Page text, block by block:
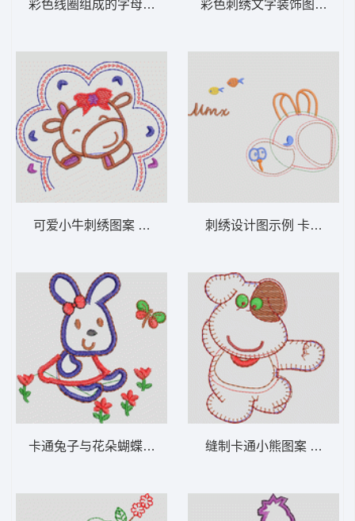
彩色线圈组成的字母B图案 卡通童装章标贴
可爱小牛刺绣图案 卡通童装章标贴布
卡通兔子与花朵蝴蝶图案 卡通童装章标贴布
刺绣设计图示例 卡
缝制卡通小熊